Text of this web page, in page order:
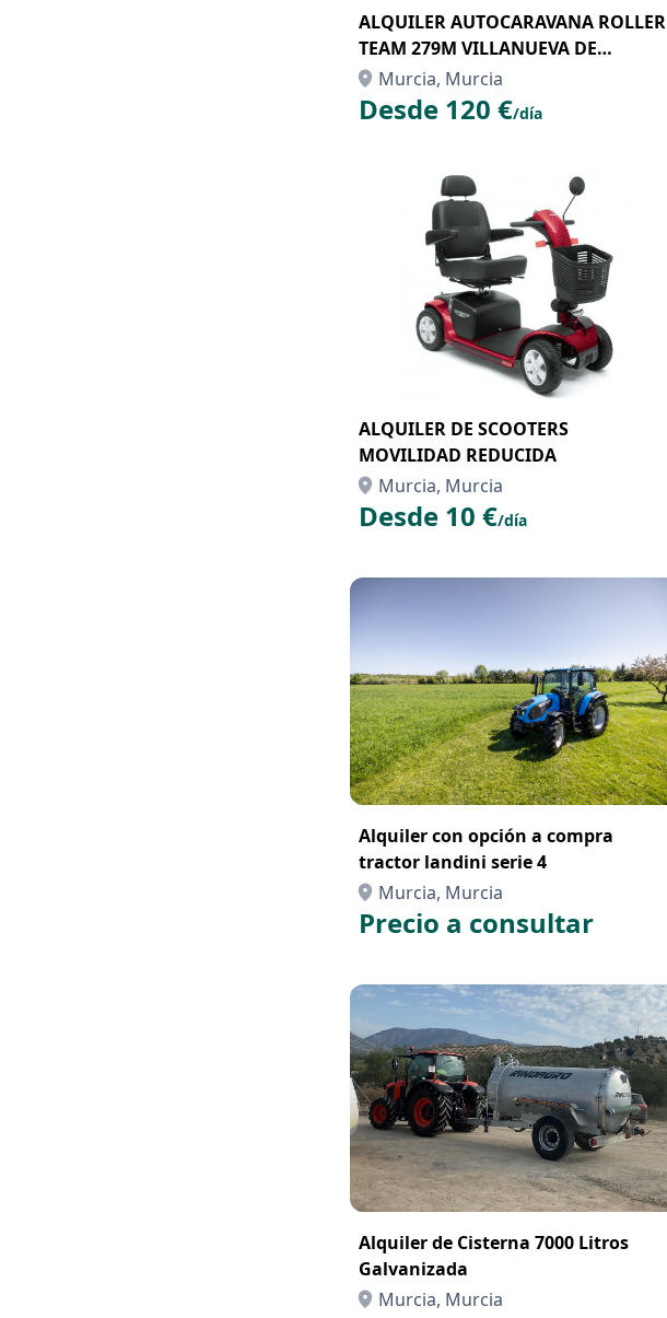
ALQUILER AUTOCARAVANA ROLLER
TEAM 279M VILLANUEVA DE
GALLEGO
Murcia, Murcia
Desde 120 €/día
ALQUILER DE SCOOTERS
MOVILIDAD REDUCIDA
Murcia, Murcia
Desde 10 €/día
Alquiler con opción a compra
tractor landini serie 4
Murcia, Murcia
Precio a consultar
Alquiler de Cisterna 7000 Litros
Galvanizada
Murcia, Murcia